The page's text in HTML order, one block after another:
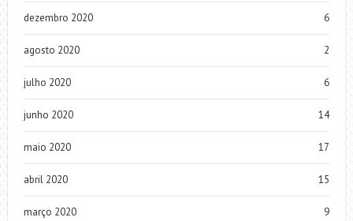
dezembro 2020 6
agosto 2020 2
julho 2020 6
junho 2020 14
maio 2020 17
abril 2020 15
março 2020 9